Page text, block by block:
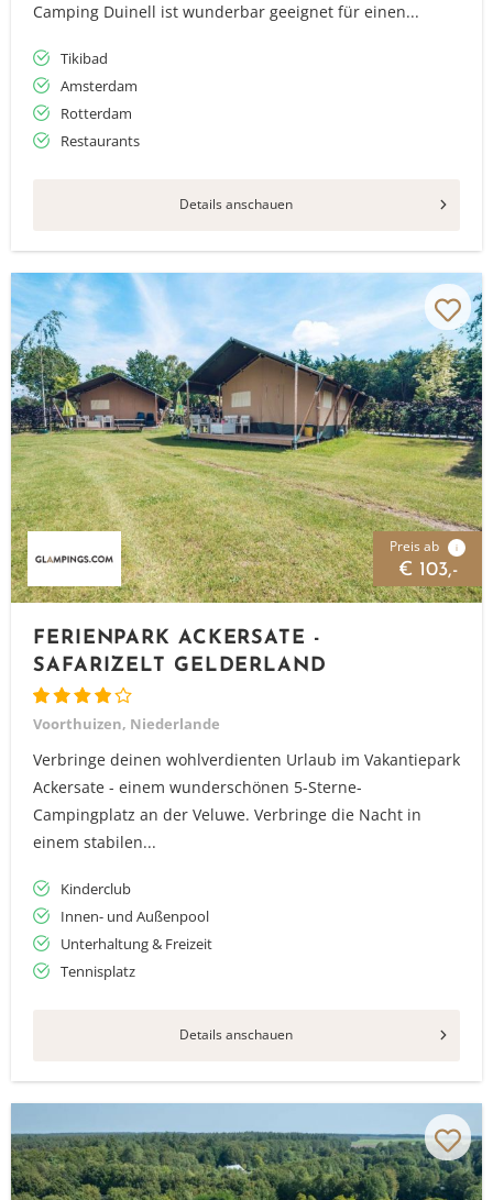
Camping Duinell ist wunderbar geeignet für einen...
Tikibad
Amsterdam
Rotterdam
Restaurants
Details anschauen
Preis ab i
€ 103,-
FERIENPARK ACKERSATE -
SAFARIZELT GELDERLAND
Voorthuizen, Niederlande
Verbringe deinen wohlverdienten Urlaub im Vakantiepark
Ackersate - einem wunderschönen 5-Sterne-
Campingplatz an der Veluwe. Verbringe die Nacht in
einem stabilen...
Kinderclub
Innen- und Außenpool
Unterhaltung & Freizeit
Tennisplatz
Details anschauen